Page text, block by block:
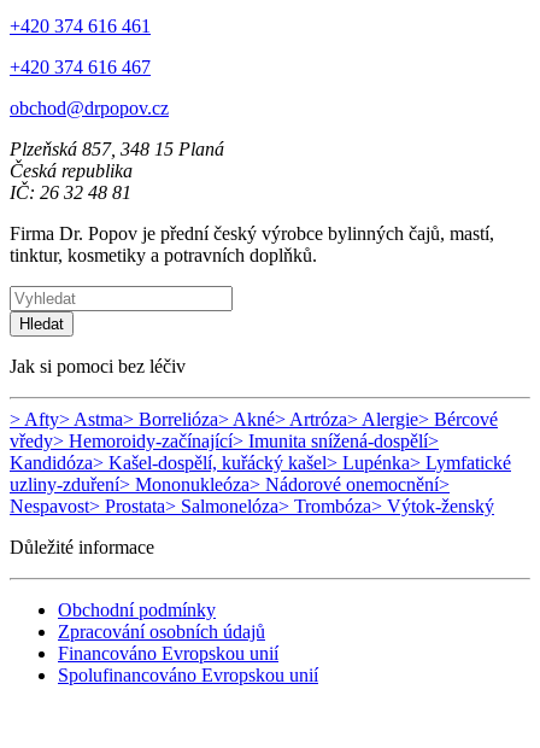
+420 374 616 461
+420 374 616 467
obchod@drpopov.cz
Plzeňská 857, 348 15 Planá
Česká republika
IČ: 26 32 48 81
Firma Dr. Popov je přední český výrobce bylinných čajů, mastí,
tinktur, kosmetiky a potravních doplňků.
Hledat
Jak si pomoci bez léčiv
> Afty> Astma> Borrelióza> Akné> Artróza> Alergie> Bércové
vředy> Hemoroidy-začínající> Imunita snížená-dospělí>
Kandidóza> Kašel-dospělí, kuřácký kašel> Lupénka> Lymfatické
uzliny-zduření> Mononukleóza> Nádorové onemocnění>
Nespavost> Prostata> Salmonelóza> Trombóza> Výtok-ženský
Důležité informace
Obchodní podmínky
Zpracování osobních údajů
Financováno Evropskou unií
Spolufinancováno Evropskou unií